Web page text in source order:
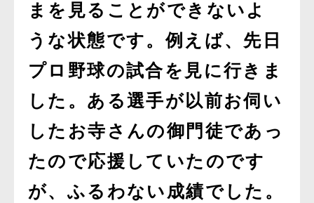
まを見ることができないよ
うな状態です。例えば、先日
プロ野球の試合を見に行きま
した。ある選手が以前お伺い
したお寺さんの御門徒であっ
たので応援していたのです
が、ふるわない成績でした。